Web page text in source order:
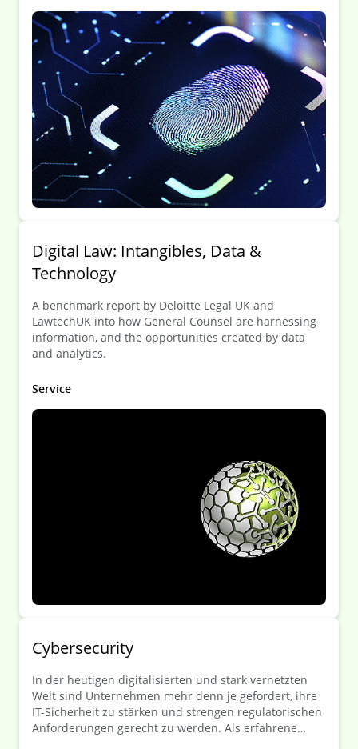
minimieren.
Digital Law: Intangibles, Data &
Technology
A benchmark report by Deloitte Legal UK and
LawtechUK into how General Counsel are harnessing
information, and the opportunities created by data
and analytics.
Service
Cybersecurity
In der heutigen digitalisierten und stark vernetzten
Welt sind Unternehmen mehr denn je gefordert, ihre
IT-Sicherheit zu stärken und strengen regulatorischen
Anforderungen gerecht zu werden. Als erfahrene